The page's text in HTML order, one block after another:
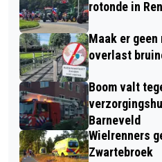
CAMPAGNE VOOR
VAKANTIE
rotonde in
Maak er
overlast
Boom valt
Barneveld
Wielrenners
Zwartebroek